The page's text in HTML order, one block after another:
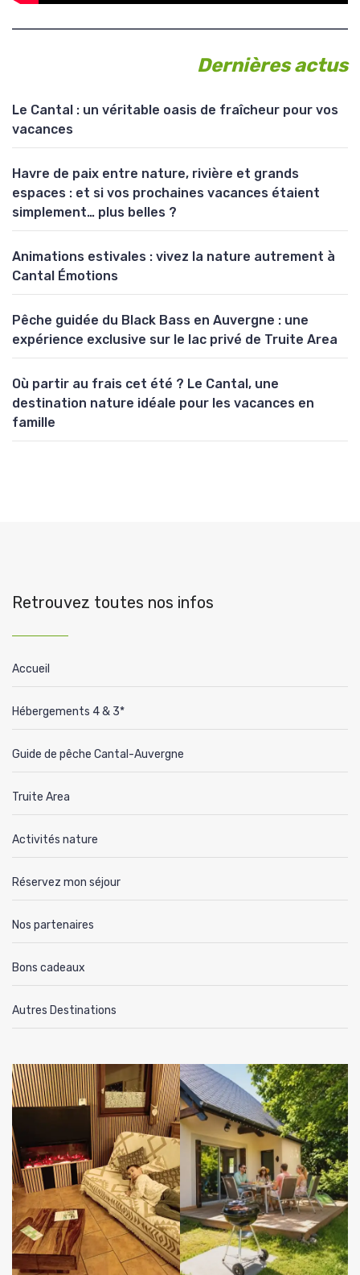
Dernières actus
Le Cantal : un véritable oasis de fraîcheur pour vos
vacances
Havre de paix entre nature, rivière et grands
espaces : et si vos prochaines vacances étaient
simplement… plus belles ?
Animations estivales : vivez la nature autrement à
Cantal Émotions
Pêche guidée du Black Bass en Auvergne : une
expérience exclusive sur le lac privé de Truite Area
Où partir au frais cet été ? Le Cantal, une
destination nature idéale pour les vacances en
famille
Retrouvez toutes nos infos
Accueil
Hébergements 4 & 3*
Guide de pêche Cantal-Auvergne
Truite Area
Activités nature
Réservez mon séjour
Nos partenaires
Bons cadeaux
Autres Destinations